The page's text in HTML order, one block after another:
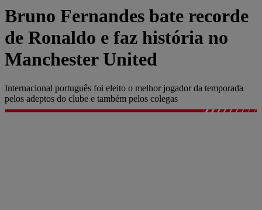
Bruno Fernandes bate recorde
de Ronaldo e faz história no
Manchester United
Internacional português foi eleito o melhor jogador da temporada
pelos adeptos do clube e também pelos colegas